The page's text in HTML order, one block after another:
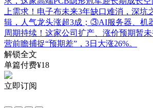
上需求！电子布未来3年缺口难消，深坑
辑，人气龙头涨超3成；③AI服务器、机
周期持续！这家公司扩产、涨价预期暂
营前瞻捕捉“预期差”，3日大涨26%。
解锁全文
单篇付费¥18
立即订阅